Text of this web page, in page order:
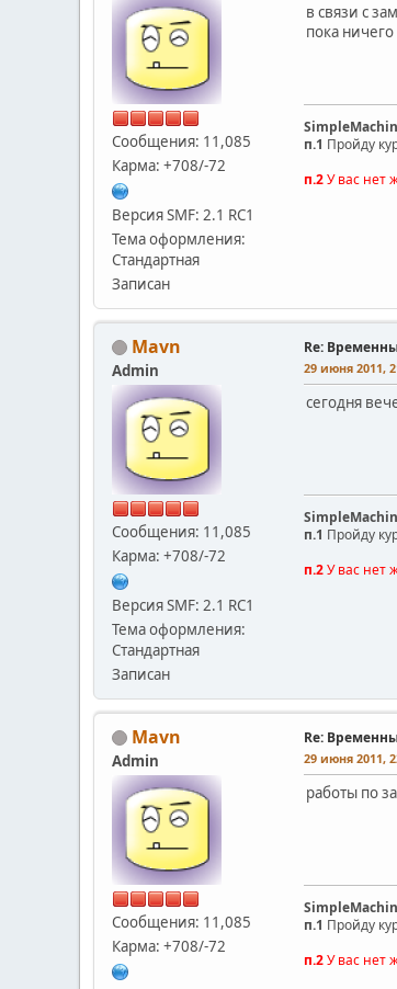
Сообщения: 11,085
Карма: +708/-72
Версия SMF: 2.1 RC1
Тема оформления:
Стандартная
Записан
в связи с
пока
п.1 Пройду
п.2У вас нет
Mavn
Admin
Сообщения: 11,085
Карма: +708/-72
Версия SMF: 2.1 RC1
Тема оформления:
Стандартная
Записан
Re:
29 июня 2011,
сегодня
п.1 Пройду
п.2У вас нет
Mavn
Admin
Сообщения: 11,085
Карма: +708/-72
Re:
29 июня 2011,
работы по
п.1 Пройду
п.2У вас нет